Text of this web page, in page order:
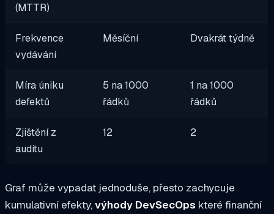
(MTTR)
Frekvence
vydávání
Měsíční Dvakrát týdně
Míra úniku
defektů
5 na 1000
řádků
1 na 1000
řádků
Zjištění z
auditu
12 2
Graf může vypadat jednoduše, přesto zachycuje
kumulativní efekty,výhody DevSecOps které finanční